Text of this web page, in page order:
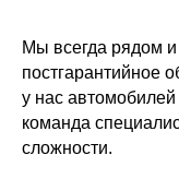
Мы всегда рядом
постгарантийное
у нас
команда
сложности.